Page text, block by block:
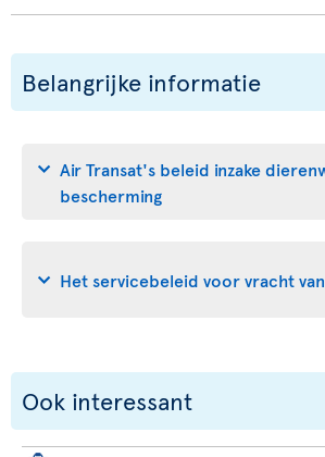
Belangrijke informatie
Air Transat's beleid inzake
bescherming
Het servicebeleid voor vracht
Ook interessant